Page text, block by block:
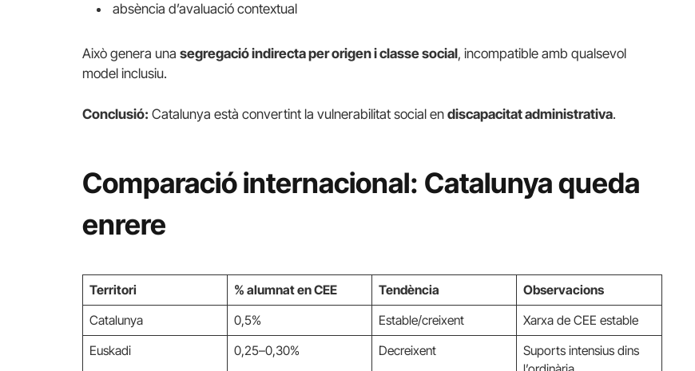
absència d’avaluació contextual
Això genera una segregació indirecta per origen i classe social, incompatible amb qualsevol
model inclusiu.
Conclusió: Catalunya està convertint la vulnerabilitat social en discapacitat administrativa.
Comparació internacional: Catalunya queda
enrere
Territori % alumnat en CEE Tendència
Observacions
Catalunya
0,5% Estable/creixent
Xarxa de CEE estable
Euskadi
0,25–0,30% Decreixent
Suports intensius dins